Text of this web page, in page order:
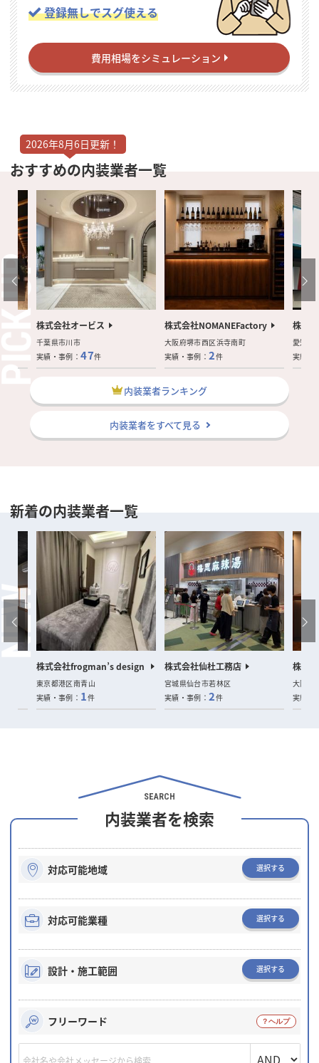
登録無しでスグ使える
費用相場をシミュレーション
おすすめの内装業者一覧
2026年8月6日更新！
株式会社オービス
千葉県市川市
実績・事例：47件
株式会社NOMANEFactory
大阪府堺市西区浜寺南町
実績・事例：2件
株式
愛知県
実績・
内装業者ランキング
内装業者をすべて見る
新着の内装業者一覧
株式会社frogman’s design
東京都港区南青山
実績・事例： 1件
株式会社仙杜工務店
宮城県仙台市若林区
実績・事例：2件
株式
大阪府
実績・
SEARCH
内装業者を検索
対応可能地域 選択する
対応可能業種 選択する
設計・施工範囲 選択する
フリーワード